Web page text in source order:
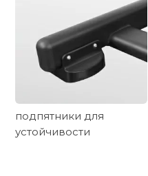
подпятники для
устойчивости